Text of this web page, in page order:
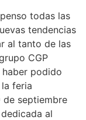
todas las
tendencias
al tanto de las
CGP
podido
feria
de septiembre
al